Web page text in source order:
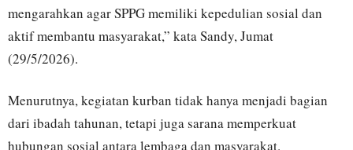
mengarahkan agar SPPG memiliki kepedulian sosial dan
aktif membantu masyarakat,” kata Sandy, Jumat
(29/5/2026).
Menurutnya, kegiatan kurban tidak hanya menjadi bagian
dari ibadah tahunan, tetapi juga sarana memperkuat
hubungan sosial antara lembaga dan masyarakat.